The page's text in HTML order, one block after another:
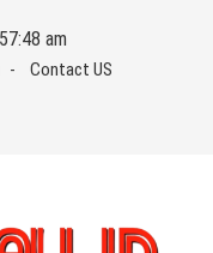
am
Contact US